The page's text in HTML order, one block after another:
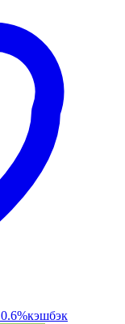
0.6%кэшбэк